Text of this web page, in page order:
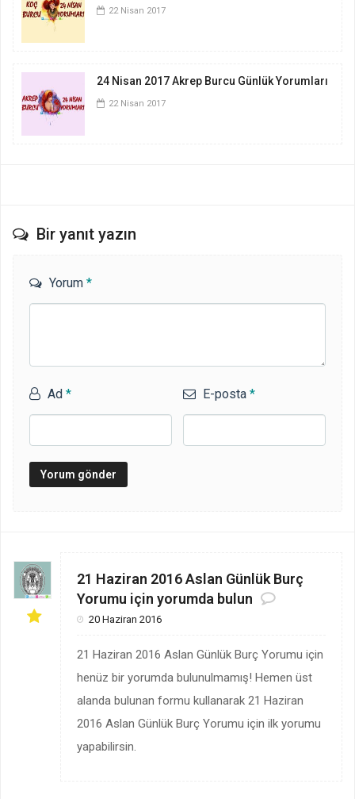
22 Nisan 2017
24 Nisan 2017 Akrep Burcu Günlük Yorumları
22 Nisan 2017
Bir yanıt yazın
Yorum *
Ad * E-posta*
21 Haziran 2016 Aslan Günlük Burç
Yorumu için yorumda bulun
20 Haziran 2016
21 Haziran 2016 Aslan Günlük Burç Yorumu için
henüz bir yorumda bulunulmamış! Hemen üst
alanda bulunan formu kullanarak 21 Haziran
2016 Aslan Günlük Burç Yorumu için ilk yorumu
yapabilirsin.